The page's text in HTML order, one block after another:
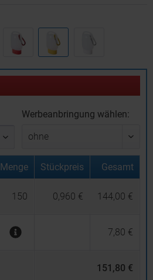
Werbeanbringung wählen:
Menge Stückpreis Gesamt
150 0,960 € 144,00 €
7,80 €
151,80 €